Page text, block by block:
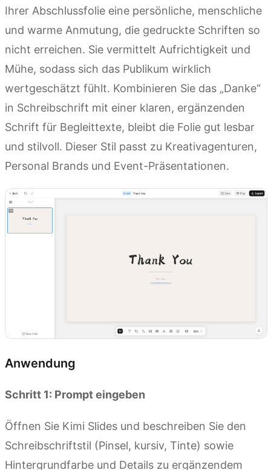
Ihrer Abschlussfolie eine persönliche, menschliche
und warme Anmutung, die gedruckte Schriften so
nicht erreichen. Sie vermittelt Aufrichtigkeit und
Mühe, sodass sich das Publikum wirklich
wertgeschätzt fühlt. Kombinieren Sie das „Danke“
in Schreibschrift mit einer klaren, ergänzenden
Schrift für Begleittexte, bleibt die Folie gut lesbar
und stilvoll. Dieser Stil passt zu Kreativagenturen,
Personal Brands und Event-Präsentationen.
Anwendung
Schritt 1: Prompt eingeben
Öffnen Sie Kimi Slides und beschreiben Sie den
Schreibschriftstil (Pinsel, kursiv, Tinte) sowie
Hintergrundfarbe und Details zu ergänzendem